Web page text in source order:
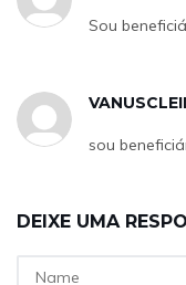
Sou
sou
DEIXE UMA